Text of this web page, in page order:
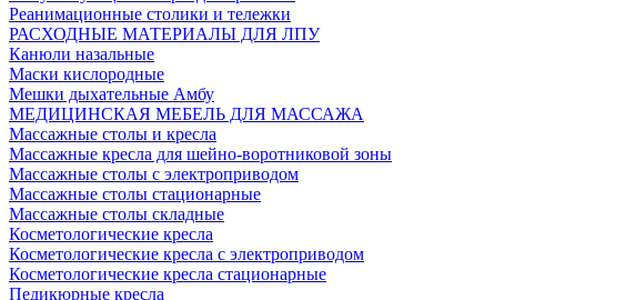
Реанимационные столики и тележки
РАСХОДНЫЕ МАТЕРИАЛЫ ДЛЯ ЛПУ
Канюли назальные
Маски кислородные
Мешки дыхательные Амбу
МЕДИЦИНСКАЯ МЕБЕЛЬ ДЛЯ МАССАЖА
Массажные столы и кресла
Массажные кресла для шейно-воротниковой зоны
Массажные столы с электроприводом
Массажные столы стационарные
Массажные столы складные
Косметологические кресла
Косметологические кресла с электроприводом
Косметологические кресла стационарные
Педикюрные кресла